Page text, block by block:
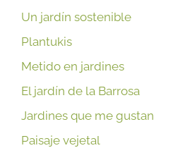
Un jardín sostenible
Plantukis
Metido en jardines
El jardín de la Barrosa
Jardines que me gustan
Paisaje vejetal